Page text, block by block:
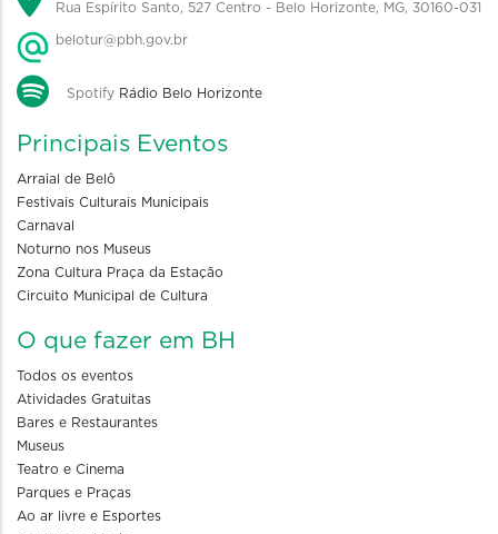
Rua Espírito Santo, 527 Centro - Belo Horizonte, MG, 30160-031
belotur@pbh.gov.br
Spotify Rádio Belo Horizonte
Principais Eventos
Arraial de Belô
Festivais Culturais Municipais
Carnaval
Noturno nos Museus
Zona Cultura Praça da Estação
Circuito Municipal de Cultura
O que fazer em BH
Todos os eventos
Atividades Gratuitas
Bares e Restaurantes
Museus
Teatro e Cinema
Parques e Praças
Ao ar livre e Esportes